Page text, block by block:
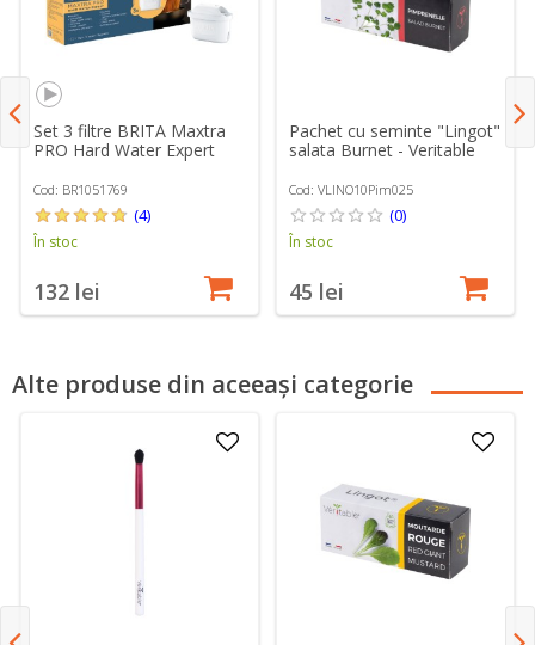
Set 3 filtre BRITA Maxtra
PRO Hard Water Expert
Cod: BR1051769
(4)
În stoc
132 lei
Pachet cu seminte "Lingot"
salata Burnet - Veritable
Cod: VLINO10Pim025
(0)
În stoc
45 lei
Alte produse din aceeași categorie